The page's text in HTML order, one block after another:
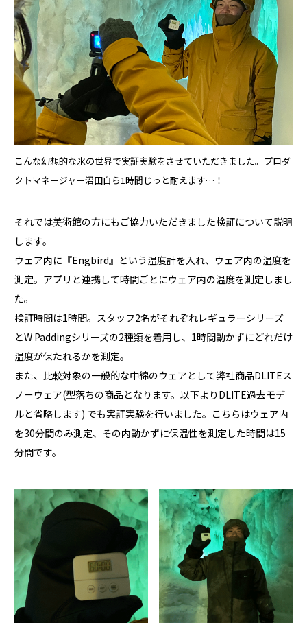
こんな幻想的な氷の世界で実証実験をさせていただきました。プロダ
クトマネージャー沼田自ら1時間じっと耐えます…！
それでは美術館の方にもご協力いただきました検証について説明
します。
ウェア内に『Engbird』という温度計を入れ、ウェア内の温度を
測定。アプリと連携して時間ごとにウェア内の温度を測定しまし
た。
検証時間は1時間。スタッフ2名がそれぞれレギュラーシリーズ
とW Paddingシリーズの2種類を着用し、1時間動かずにどれだけ
温度が保たれるかを測定。
また、比較対象の一般的な中綿のウェアとして弊社商品DLITEス
ノーウェア(型落ちの商品となります。以下よりDLITE過去モデ
ルと省略します) でも実証実験を行いました。こちらはウェア内
を30分間のみ測定、その内動かずに保温性を測定した時間は15
分間です。